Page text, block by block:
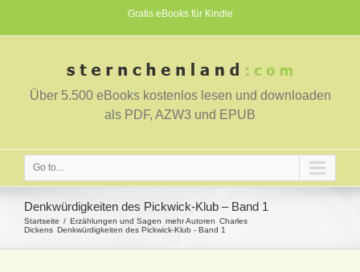
Gratis eBooks für Kindle
Über 5.500 eBooks kostenlos lesen und downloaden
als PDF, AZW3 und EPUB
Go to...
Denkwürdigkeiten des Pickwick-Klub – Band 1
Startseite Erzählungen und Sagen mehr Autoren Charles
Dickens Denkwürdigkeiten des Pickwick-Klub - Band 1